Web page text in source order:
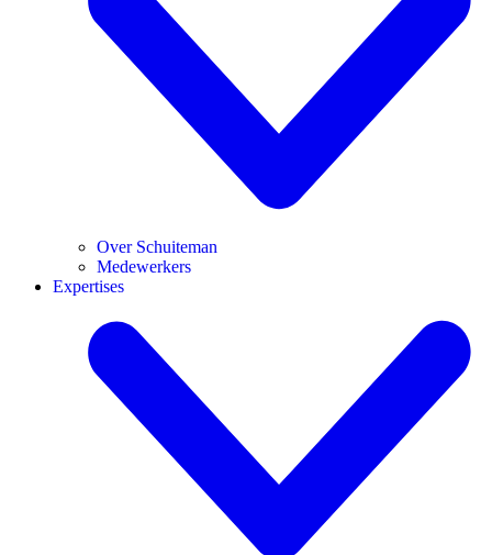
Over Schuiteman
Medewerkers
Expertises